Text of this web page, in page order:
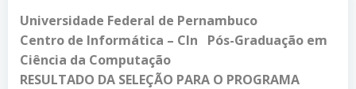
Universidade Federal de Pernambuco
Centro de Informática – CIn Pós-Graduação em
Ciência da Computação
RESULTADO DA SELEÇÃO PARA O PROGRAMA